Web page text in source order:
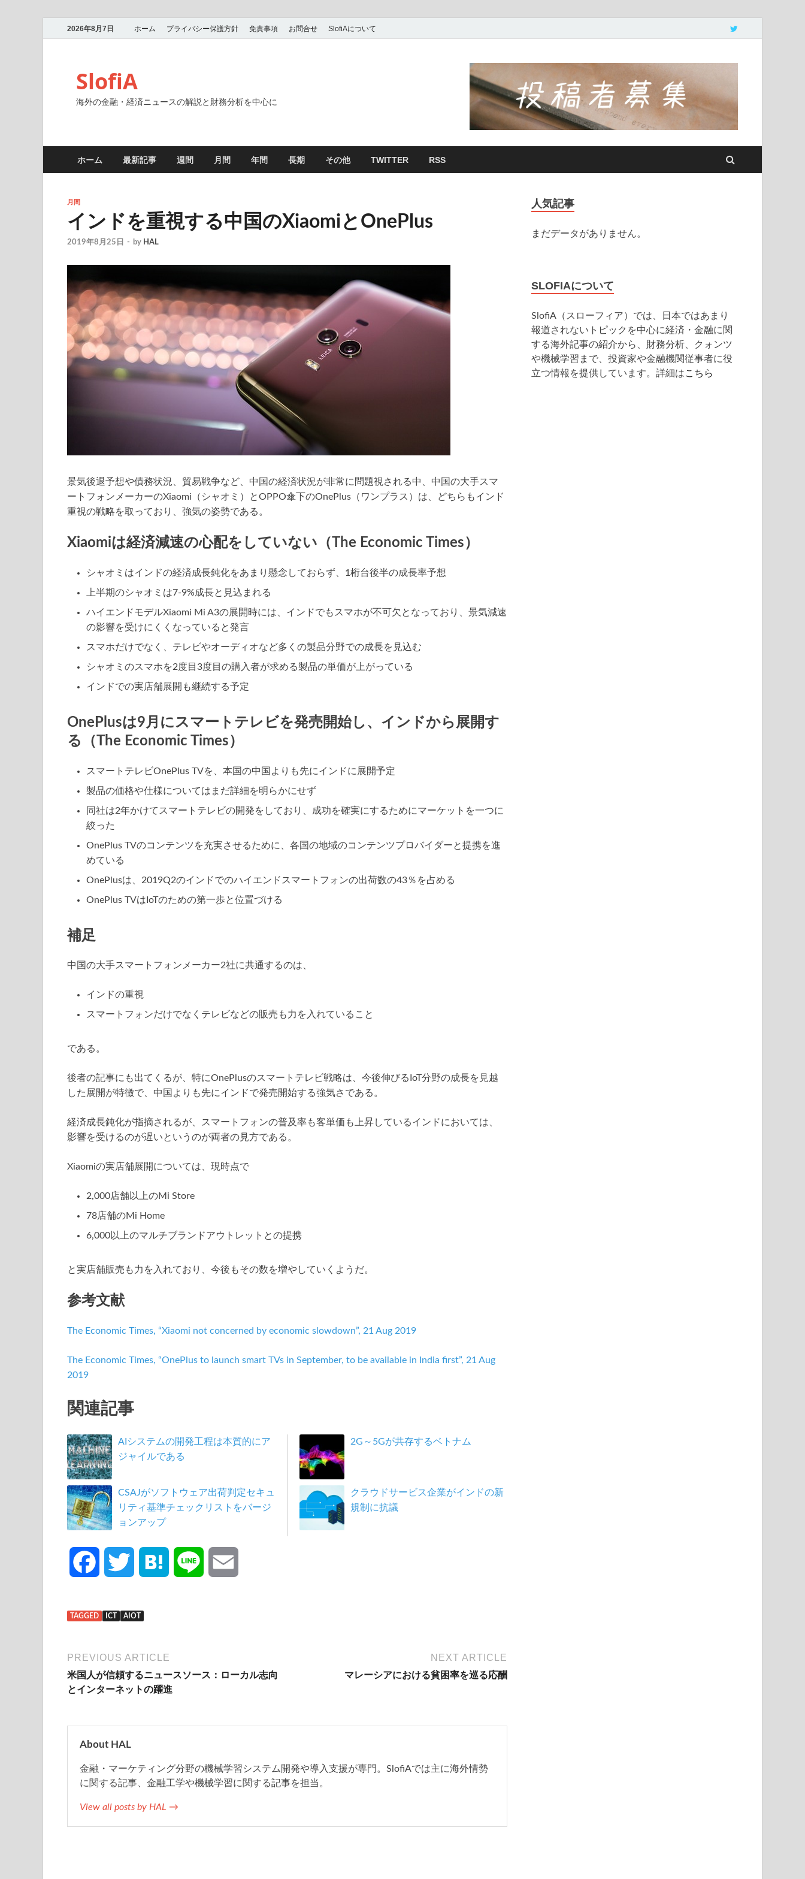
2026年8月7日 ホーム プライバシー保護方針 免責事項 お問合せ SlofiAについて
SlofiA
海外の金融・経済ニュースの解説と財務分析を中心に
ホーム 最新記事 週間 月間 年間 長期 その他 TWITTER RSS
月間
インドを重視する中国のXiaomiとOnePlus
2019年8月25日 - by HAL
景気後退予想や債務状況、貿易戦争など、中国の経済状況が非常に問題視される中、中国の大手スマ
ートフォンメーカーのXiaomi（シャオミ）とOPPO傘下のOnePlus（ワンプラス）は、どちらもインド
重視の戦略を取っており、強気の姿勢である。
Xiaomiは経済減速の心配をしていない（The Economic Times）
シャオミはインドの経済成長鈍化をあまり懸念しておらず、1桁台後半の成長率予想
上半期のシャオミは7-9%成長と見込まれる
ハイエンドモデルXiaomi Mi A3の展開時には、インドでもスマホが不可欠となっており、景気減速
の影響を受けにくくなっていると発言
スマホだけでなく、テレビやオーディオなど多くの製品分野での成長を見込む
シャオミのスマホを2度目3度目の購入者が求める製品の単価が上がっている
インドでの実店舗展開も継続する予定
OnePlusは9月にスマートテレビを発売開始し、インドから展開す
る（The Economic Times）
スマートテレビOnePlus TVを、本国の中国よりも先にインドに展開予定
製品の価格や仕様についてはまだ詳細を明らかにせず
同社は2年かけてスマートテレビの開発をしており、成功を確実にするためにマーケットを一つに
絞った
OnePlus TVのコンテンツを充実させるために、各国の地域のコンテンツプロバイダーと提携を進
めている
OnePlusは、2019Q2のインドでのハイエンドスマートフォンの出荷数の43％を占める
OnePlus TVはIoTのための第一歩と位置づける
補足
中国の大手スマートフォンメーカー2社に共通するのは、
インドの重視
スマートフォンだけでなくテレビなどの販売も力を入れていること
である。
後者の記事にも出てくるが、特にOnePlusのスマートテレビ戦略は、今後伸びるIoT分野の成長を見越
した展開が特徴で、中国よりも先にインドで発売開始する強気さである。
経済成長鈍化が指摘されるが、スマートフォンの普及率も客単価も上昇しているインドにおいては、
影響を受けるのが遅いというのが両者の見方である。
Xiaomiの実店舗展開については、現時点で
2,000店舗以上のMi Store
78店舗のMi Home
6,000以上のマルチブランドアウトレットとの提携
と実店舗販売も力を入れており、今後もその数を増やしていくようだ。
参考文献
The Economic Times, “Xiaomi not concerned by economic slowdown”, 21 Aug 2019
The Economic Times, “OnePlus to launch smart TVs in September, to be available in India first”, 21 Aug
2019
関連記事
AIシステムの開発工程は本質的にア
ジャイルである
CSAJがソフトウェア出荷判定セキュ
リティ基準チェックリストをバージ
ョンアップ
2G～5Gが共存するベトナム
クラウドサービス企業がインドの新
規制に抗議
c
e
b
o
k
i
t
t n l
TAGGED ICT AIOT
PREVIOUS ARTICLE
米国人が信頼するニュースソース：ローカル志向
とインターネットの躍進
NEXT ARTICLE
マレーシアにおける貧困率を巡る応酬
About HAL
金融・マーケティング分野の機械学習システム開発や導入支援が専門。SlofiAでは主に海外情勢
に関する記事、金融工学や機械学習に関する記事を担当。
View all posts by HAL →
人気記事
まだデータがありません。
SLOFIAについて
SlofiA（スローフィア）では、日本ではあまり
報道されないトピックを中心に経済・金融に関
する海外記事の紹介から、財務分析、クォンツ
や機械学習まで、投資家や金融機関従事者に役
立つ情報を提供しています。詳細はこちら